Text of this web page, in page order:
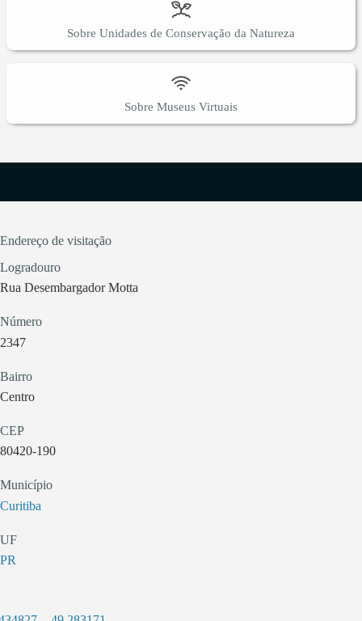
Sobre Unidades de Conservação da Natureza
Sobre Museus Virtuais
Endereço de visitação
Logradouro
Rua Desembargador Motta
Número
2347
Bairro
Centro
CEP
80420-190
Município
Curitiba
UF
PR